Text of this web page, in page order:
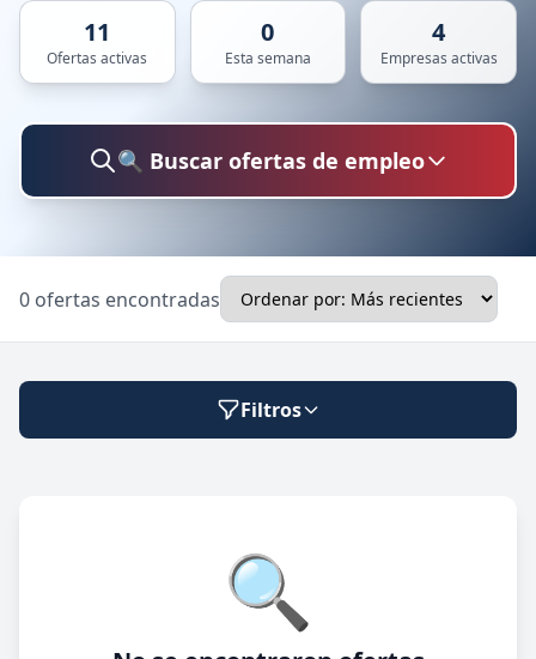
11
Ofertas activas
0
Esta semana
4
Empresas activas
🔍 Buscar ofertas de empleo
Ubicación
🔍 Buscar
0 ofertas encontradas
Filtros
Modalidad de trabajo🔍